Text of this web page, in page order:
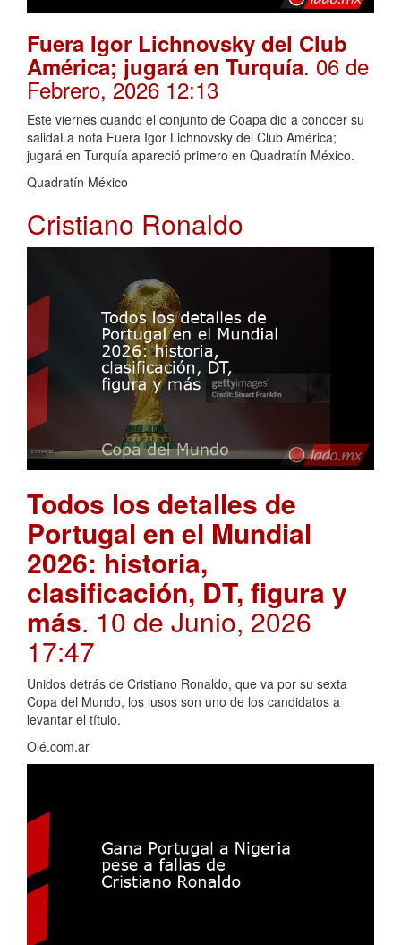
Fuera Igor Lichnovsky del Club
América; jugará en Turquía. 06 de
Febrero, 2026 12:13
Este viernes cuando el conjunto de Coapa dio a conocer su
salidaLa nota Fuera Igor Lichnovsky del Club América;
jugará en Turquía apareció primero en Quadratín México.
Quadratín México
Cristiano Ronaldo
Todos los detalles de
Portugal en el Mundial
2026: historia,
clasificación, DT, figura y
más. 10 de Junio, 2026
17:47
Unidos detrás de Cristiano Ronaldo, que va por su sexta
Copa del Mundo, los lusos son uno de los candidatos a
levantar el título.
Olé.com.ar